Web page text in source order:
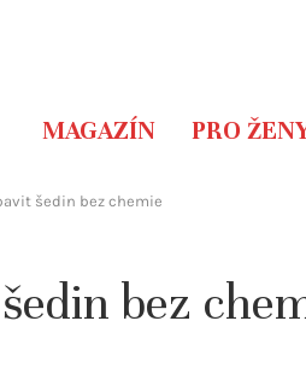
MAGAZÍN PRO
šedin bez chemie
bez